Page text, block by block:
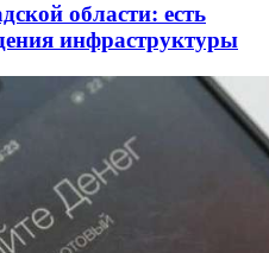
области: есть
инфраструктуры
зарплатного
вошли в топ‑15
и фармацевтики